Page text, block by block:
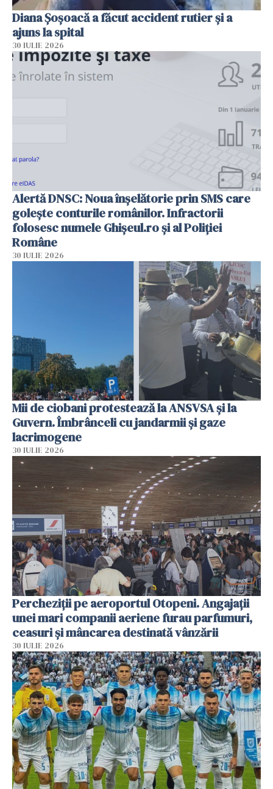
Diana Șoșoacă a făcut accident rutier și a
ajuns la spital
30 IULIE 2026
Alertă DNSC: Noua înșelătorie prin SMS care
golește conturile românilor. Infractorii
folosesc numele Ghișeul.ro și al Poliției
Române
30 IULIE 2026
Mii de ciobani protestează la ANSVSA și la
Guvern. Îmbrânceli cu jandarmii și gaze
lacrimogene
30 IULIE 2026
Percheziții pe aeroportul Otopeni. Angajații
unei mari companii aeriene furau parfumuri,
ceasuri și mâncarea destinată vânzării
30 IULIE 2026